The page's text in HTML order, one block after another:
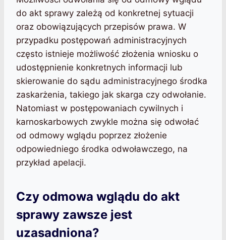
do akt sprawy zależą od konkretnej sytuacji
oraz obowiązujących przepisów prawa. W
przypadku postępowań administracyjnych
często istnieje możliwość złożenia wniosku o
udostępnienie konkretnych informacji lub
skierowanie do sądu administracyjnego środka
zaskarżenia, takiego jak skarga czy odwołanie.
Natomiast w postępowaniach cywilnych i
karnoskarbowych zwykle można się odwołać
od odmowy wglądu poprzez złożenie
odpowiedniego środka odwoławczego, na
przykład apelacji.
Czy odmowa wglądu do akt
sprawy zawsze jest
uzasadniona?